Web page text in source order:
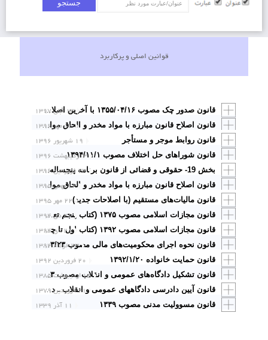
قوانین اصلی و پرکاربرد
۱۳ آبان ۱۳۹۷ قانون صدور چک مصوب ۱۳۵۵/۰۴/۱۶ با آخرین اصلاحات تا تاریخ ۱۳۹۷/۸/۱۳
۱۲ مهر ۱۳۹۶ قانون اصلاح قانون مبارزه با مواد مخدر و الحاق موادی به آن مصوب ۱۳۷۶/۰۸/۱۷ با آخرین اصلاحات تا ۱۳۹۶/۷/۱۲
۱۹ شهریور ۱۳۹۶ قانون روابط موجر و مستأجر
۳ اردیبهشت ۱۳۹۶ قانون شوراهای حل اختلاف مصوب ۱۳۹۴/۱۱/۱
۲۳ فروردین ۱۳۹۶ بخش 19- حقوقی و قضائی از قانون برنامه پنجساله ششم توسعه اقتصادی، اجتماعی و فرهنگی جمهوری اسلامی ایران (1400-1396)
۱۲ بهمن ۱۳۹۵ قانون اصلاح قانون مبارزه با مواد مخدر و الحاق موادی به آن مصوب ۱۳۷۶ با آخرین اصلاحیه (مصوب ۱۳۸۹/۵/۹ مجمع تشخیص مصلحت نظام)
۲۲ مهر ۱۳۹۵قانون مالیات‌های مستقیم (با اصلاحات جدید)
۲۸ دی ۱۳۹۴ قانون مجازات اسلامی مصوب ۱۳۷۵ (کتاب پنجم تعزیرات و مجازات‌های بازدارنده)
۲۸ دی ۱۳۹۴ قانون مجازات اسلامی مصوب ۱۳۹۲ (کتاب اول تا چهارم) کلیات ، حدود ، قصاص ، دیات
۲۳ خرداد ۱۳۹۴ قانون نحوه اجرای محکومیت‌های مالی مصوب ۱۳۹۴/۰۳/۲۳ مجمع تشخیص مصلحت نظام
۲۰ فروردین ۱۳۹۲ قانون حمایت خانواده ۱۳۹۲/۱/۲۰
۱۵ اردیبهشت ۱۳۸۵ قانون تشکیل دادگاه‌های عمومی و انقلاب مصوب ۱۳۷۳ با اصلاحات بعدی ۱۳۸۱ و ۱۳۸۵
۲۱ فروردین ۱۳۷۹ قانون آیین دادرسی دادگاههای عمومی و انقلاب ـ در امور مدنی
۱۱ آذر ۱۳۳۹ قانون مسوولیت مدنی مصوب ۱۳۳۹